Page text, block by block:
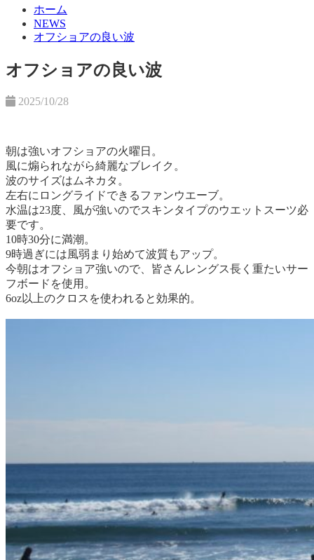
ホーム
NEWS
オフショアの良い波
オフショアの良い波
2025/10/28
朝は強いオフショアの火曜日。
風に煽られながら綺麗なブレイク。
波のサイズはムネカタ。
左右にロングライドできるファンウエーブ。
水温は23度、風が強いのでスキンタイプのウエットスーツ必
要です。
10時30分に満潮。
9時過ぎには風弱まり始めて波質もアップ。
今朝はオフショア強いので、皆さんレングス長く重たいサー
フボードを使用。
6oz以上のクロスを使われると効果的。